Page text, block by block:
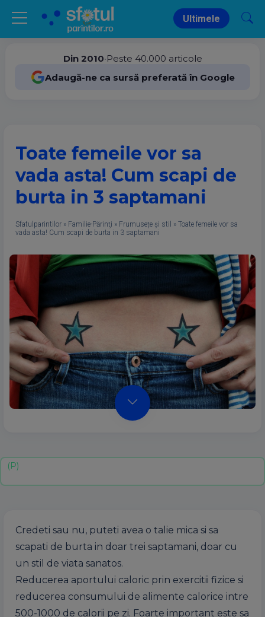
Ultimele
Din 2010•Peste 40.000 articole
Adaugă-ne ca sursă preferată în Google
Toate femeile vor sa
vada asta! Cum scapi de
burta in 3 saptamani
Sfatulparintilor » Familie-Părinţi » Frumusețe și stil » Toate femeile vor sa
vada asta! Cum scapi de burta in 3 saptamani
Credeti sau nu, puteti avea o talie mica si sa
scapati de burta in doar trei saptamani, doar cu
un stil de viata sanatos.
Reducerea aportului caloric prin exercitii fizice si
reducerea consumului de alimente calorice intre
500-1000 de calorii pe zi. Foarte important este sa